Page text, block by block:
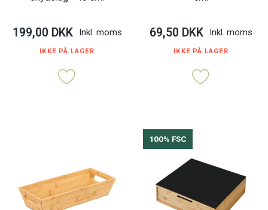
199,00 DKK Inkl. moms
IKKE PÅ LAGER
69,50 DKK Inkl. moms
IKKE PÅ LAGER
100% FSC